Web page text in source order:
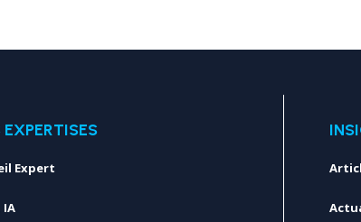
EXPERTISES
Expert
IA